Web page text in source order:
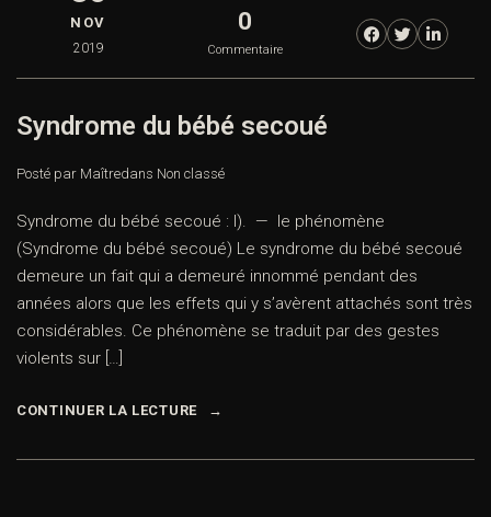
NOV
2019
0
Commentaire
Syndrome du bébé secoué
Posté par Maîtredans Non classé
Syndrome du bébé secoué : I). — le phénomène
(Syndrome du bébé secoué) Le syndrome du bébé secoué
demeure un fait qui a demeuré innommé pendant des
années alors que les effets qui y s’avèrent attachés sont très
considérables. Ce phénomène se traduit par des gestes
violents sur […]
CONTINUER LA LECTURE